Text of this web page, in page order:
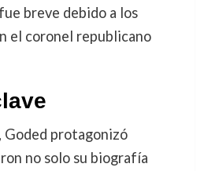
breve debido a los
el coronel republicano
Goded protagonizó
no solo su biografía